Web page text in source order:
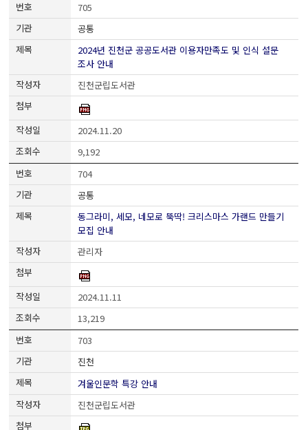
705
공통
2024년 진천군 공공도서관 이용자만족도 및 인식 설문
조사 안내
진천군립도서관
2024.11.20
9,192
704
공통
동그라미, 세모, 네모로 뚝딱! 크리스마스 가랜드 만들기
모집 안내
관리자
2024.11.11
13,219
703
진천
겨울인문학 특강 안내
진천군립도서관